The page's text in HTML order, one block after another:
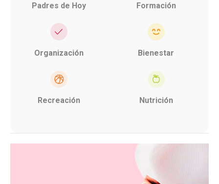
Padres de Hoy Formación
Organización Bienestar
Recreación Nutrición